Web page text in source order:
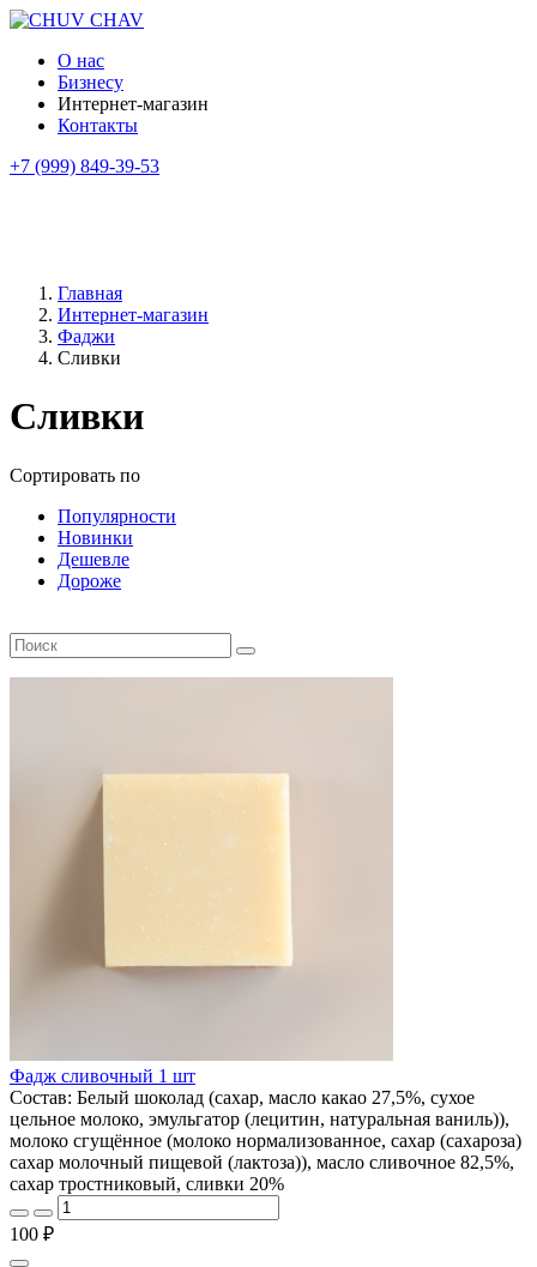
О нас
Бизнесу
Интернет-магазин
Контакты
+7 (999) 849-39-53
Главная
Интернет-магазин
Фаджи
Сливки
Сливки
Сортировать по
Популярности
Новинки
Дешевле
Дороже
Фадж сливочный 1 шт
Состав: Белый шоколад (сахар, масло какао 27,5%, сухое
цельное молоко, эмульгатор (лецитин, натуральная ваниль)),
молоко сгущённое (молоко нормализованное, сахар (сахароза)
сахар молочный пищевой (лактоза)), масло сливочное 82,5%,
сахар тростниковый, сливки 20%
100 ₽